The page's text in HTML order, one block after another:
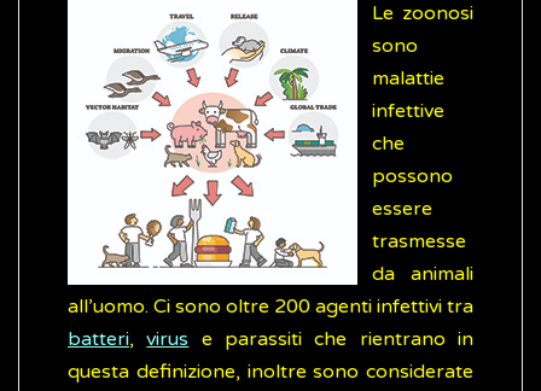
Le zoonosi
sono
malattie
infettive
che
possono
essere
trasmesse
da animali
all’uomo. Ci sono oltre 200 agenti infettivi tra
batteri,virus e parassiti che rientrano in
questa definizione, inoltre sono considerate